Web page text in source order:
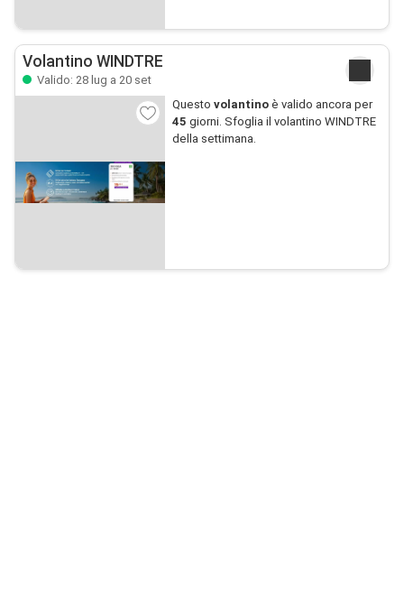
Volantino WINDTRE
Valido: 28 lug a 20 set
Questo volantinoè valido ancora per
45 giorni. Sfoglia il volantino WINDTRE
della settimana.